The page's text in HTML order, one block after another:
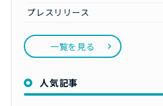
プレスリリース
一覧を見る
人気記事